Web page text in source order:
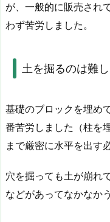
が、一般的に販売され
わず苦労しました。
土を掘るのは難
基礎のブロックを埋め
番苦労しました（柱を
まで厳密に水平を出す
穴を掘っても土が崩れ
などがあってなかなか